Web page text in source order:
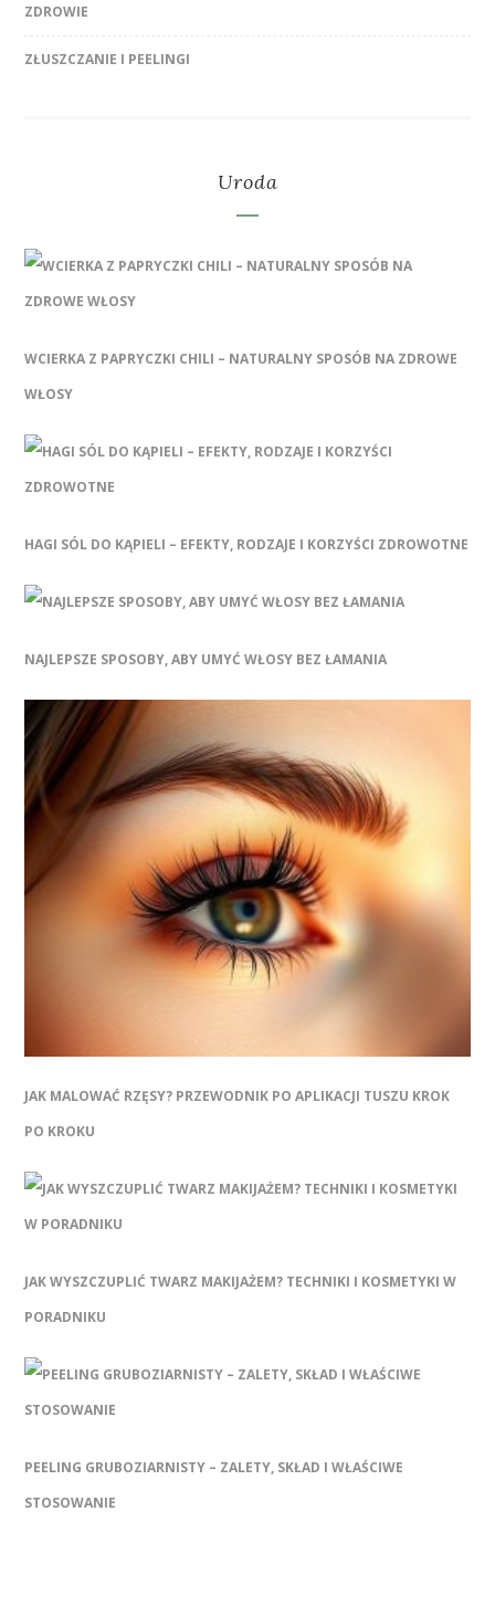
ZDROWIE
ZŁUSZCZANIE I PEELINGI
Uroda
WCIERKA Z PAPRYCZKI CHILI – NATURALNY SPOSÓB NA ZDROWE
WŁOSY
HAGI SÓL DO KĄPIELI – EFEKTY, RODZAJE I KORZYŚCI ZDROWOTNE
NAJLEPSZE SPOSOBY, ABY UMYĆ WŁOSY BEZ ŁAMANIA
JAK MALOWAĆ RZĘSY? PRZEWODNIK PO APLIKACJI TUSZU KROK
PO KROKU
JAK WYSZCZUPLIĆ TWARZ MAKIJAŻEM? TECHNIKI I KOSMETYKI W
PORADNIKU
PEELING GRUBOZIARNISTY – ZALETY, SKŁAD I WŁAŚCIWE
STOSOWANIE